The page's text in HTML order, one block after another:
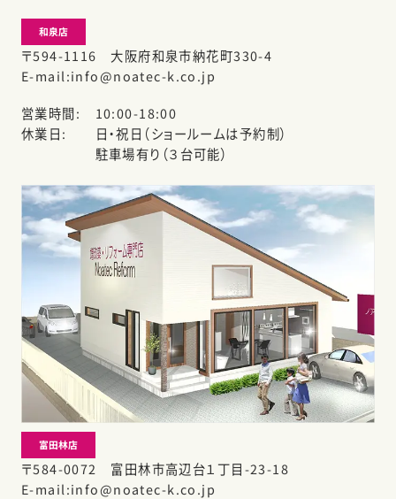
和泉店
〒594-1116 大阪府和泉市納花町330-4
E-mail info@noatec-k.co.jp
営業時間
10:00-18:00
休業日
日・祝日（ショールームは予約制）
駐車場有り（３台可能）
富田林店
〒584-0072 富田林市高辺台１丁目-23-18
E-mail info@noatec-k.co.jp